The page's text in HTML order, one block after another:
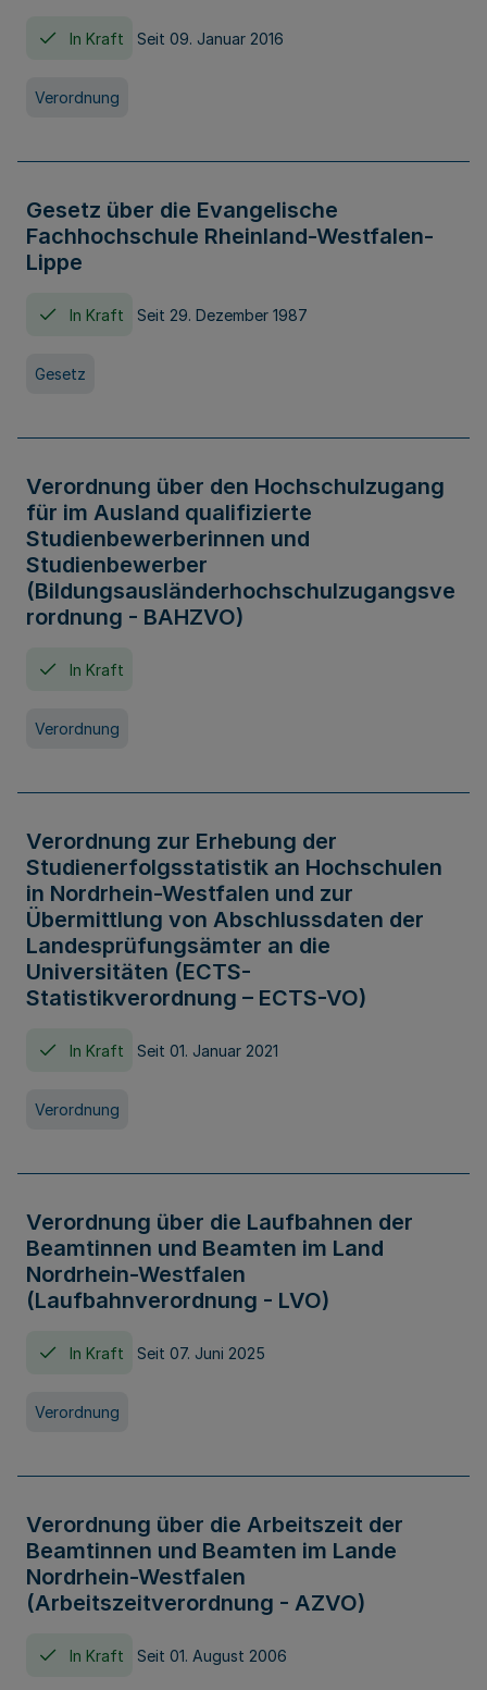
In Kraft Seit 09. Januar 2016
Verordnung
Gesetz über die Evangelische
Fachhochschule Rheinland-Westfalen-
Lippe
In Kraft Seit 29. Dezember 1987
Gesetz
Verordnung über den Hochschulzugang
für im Ausland qualifizierte
Studienbewerberinnen und
Studienbewerber
(Bildungsausländerhochschulzugangsve
rordnung - BAHZVO)
In Kraft
Verordnung
Verordnung zur Erhebung der
Studienerfolgsstatistik an Hochschulen
in Nordrhein-Westfalen und zur
Übermittlung von Abschlussdaten der
Landesprüfungsämter an die
Universitäten (ECTS-
Statistikverordnung – ECTS-VO)
In Kraft Seit 01. Januar 2021
Verordnung
Verordnung über die Laufbahnen der
Beamtinnen und Beamten im Land
Nordrhein-Westfalen
(Laufbahnverordnung - LVO)
In Kraft Seit 07. Juni 2025
Verordnung
Verordnung über die Arbeitszeit der
Beamtinnen und Beamten im Lande
Nordrhein-Westfalen
(Arbeitszeitverordnung - AZVO)
In Kraft Seit 01. August 2006